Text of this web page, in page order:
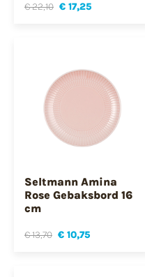
€ 22,10 € 17,25
Seltmann Amina
Rose Gebaksbord 16
cm
€ 13,70 € 10,75